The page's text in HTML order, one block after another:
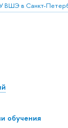
обучения
ВШЭ в Санкт-